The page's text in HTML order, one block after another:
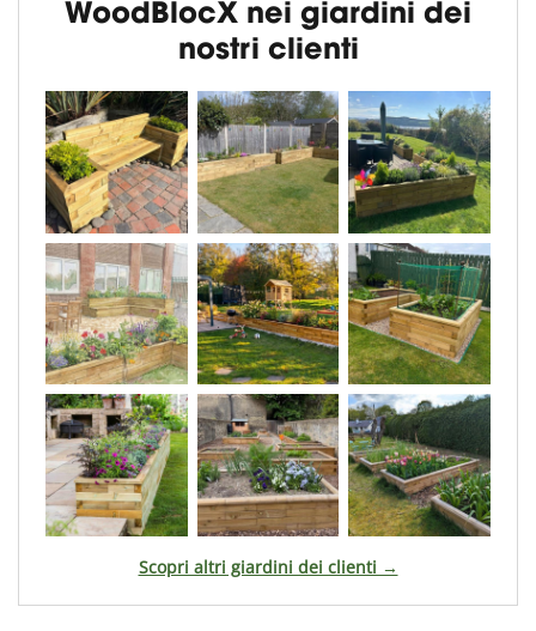
WoodBlocX nei giardini dei
nostri clienti
Scopri altri giardini dei clienti →